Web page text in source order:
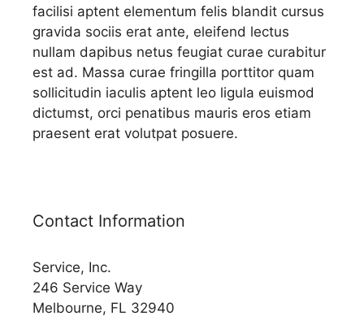
facilisi aptent elementum felis blandit cursus
gravida sociis erat ante, eleifend lectus
nullam dapibus netus feugiat curae curabitur
est ad. Massa curae fringilla porttitor quam
sollicitudin iaculis aptent leo ligula euismod
dictumst, orci penatibus mauris eros etiam
praesent erat volutpat posuere.
Contact Information
Service, Inc.
246 Service Way
Melbourne, FL 32940